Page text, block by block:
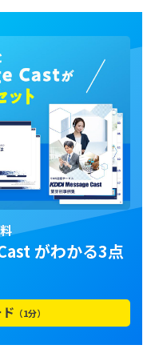
がわかる3点
（1分）